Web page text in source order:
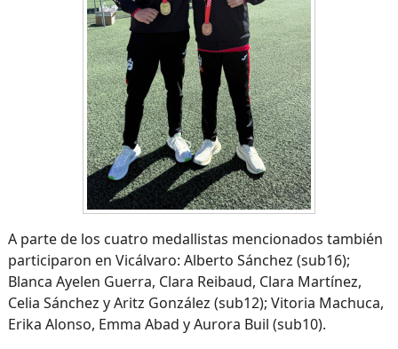
A parte de los cuatro medallistas mencionados también
participaron en Vicálvaro: Alberto Sánchez (sub16);
Blanca Ayelen Guerra, Clara Reibaud, Clara Martínez,
Celia Sánchez y Aritz González (sub12); Vitoria Machuca,
Erika Alonso, Emma Abad y Aurora Buil (sub10).